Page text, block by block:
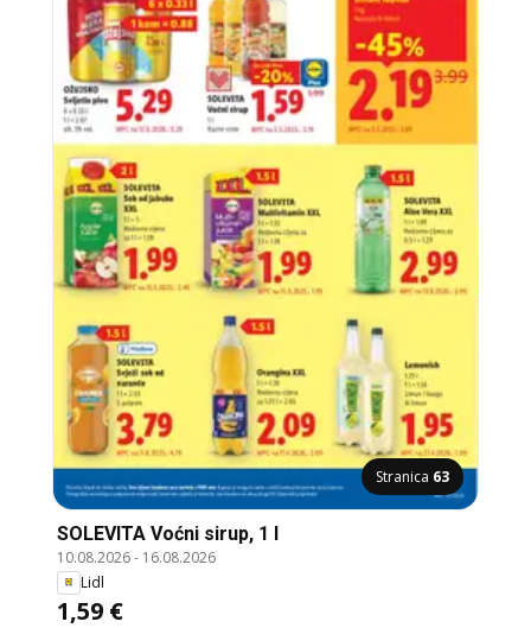
Stranica 63
SOLEVITA Voćni sirup, 1 l
10.08.2026- 16.08.2026
Lidl
1,59 €